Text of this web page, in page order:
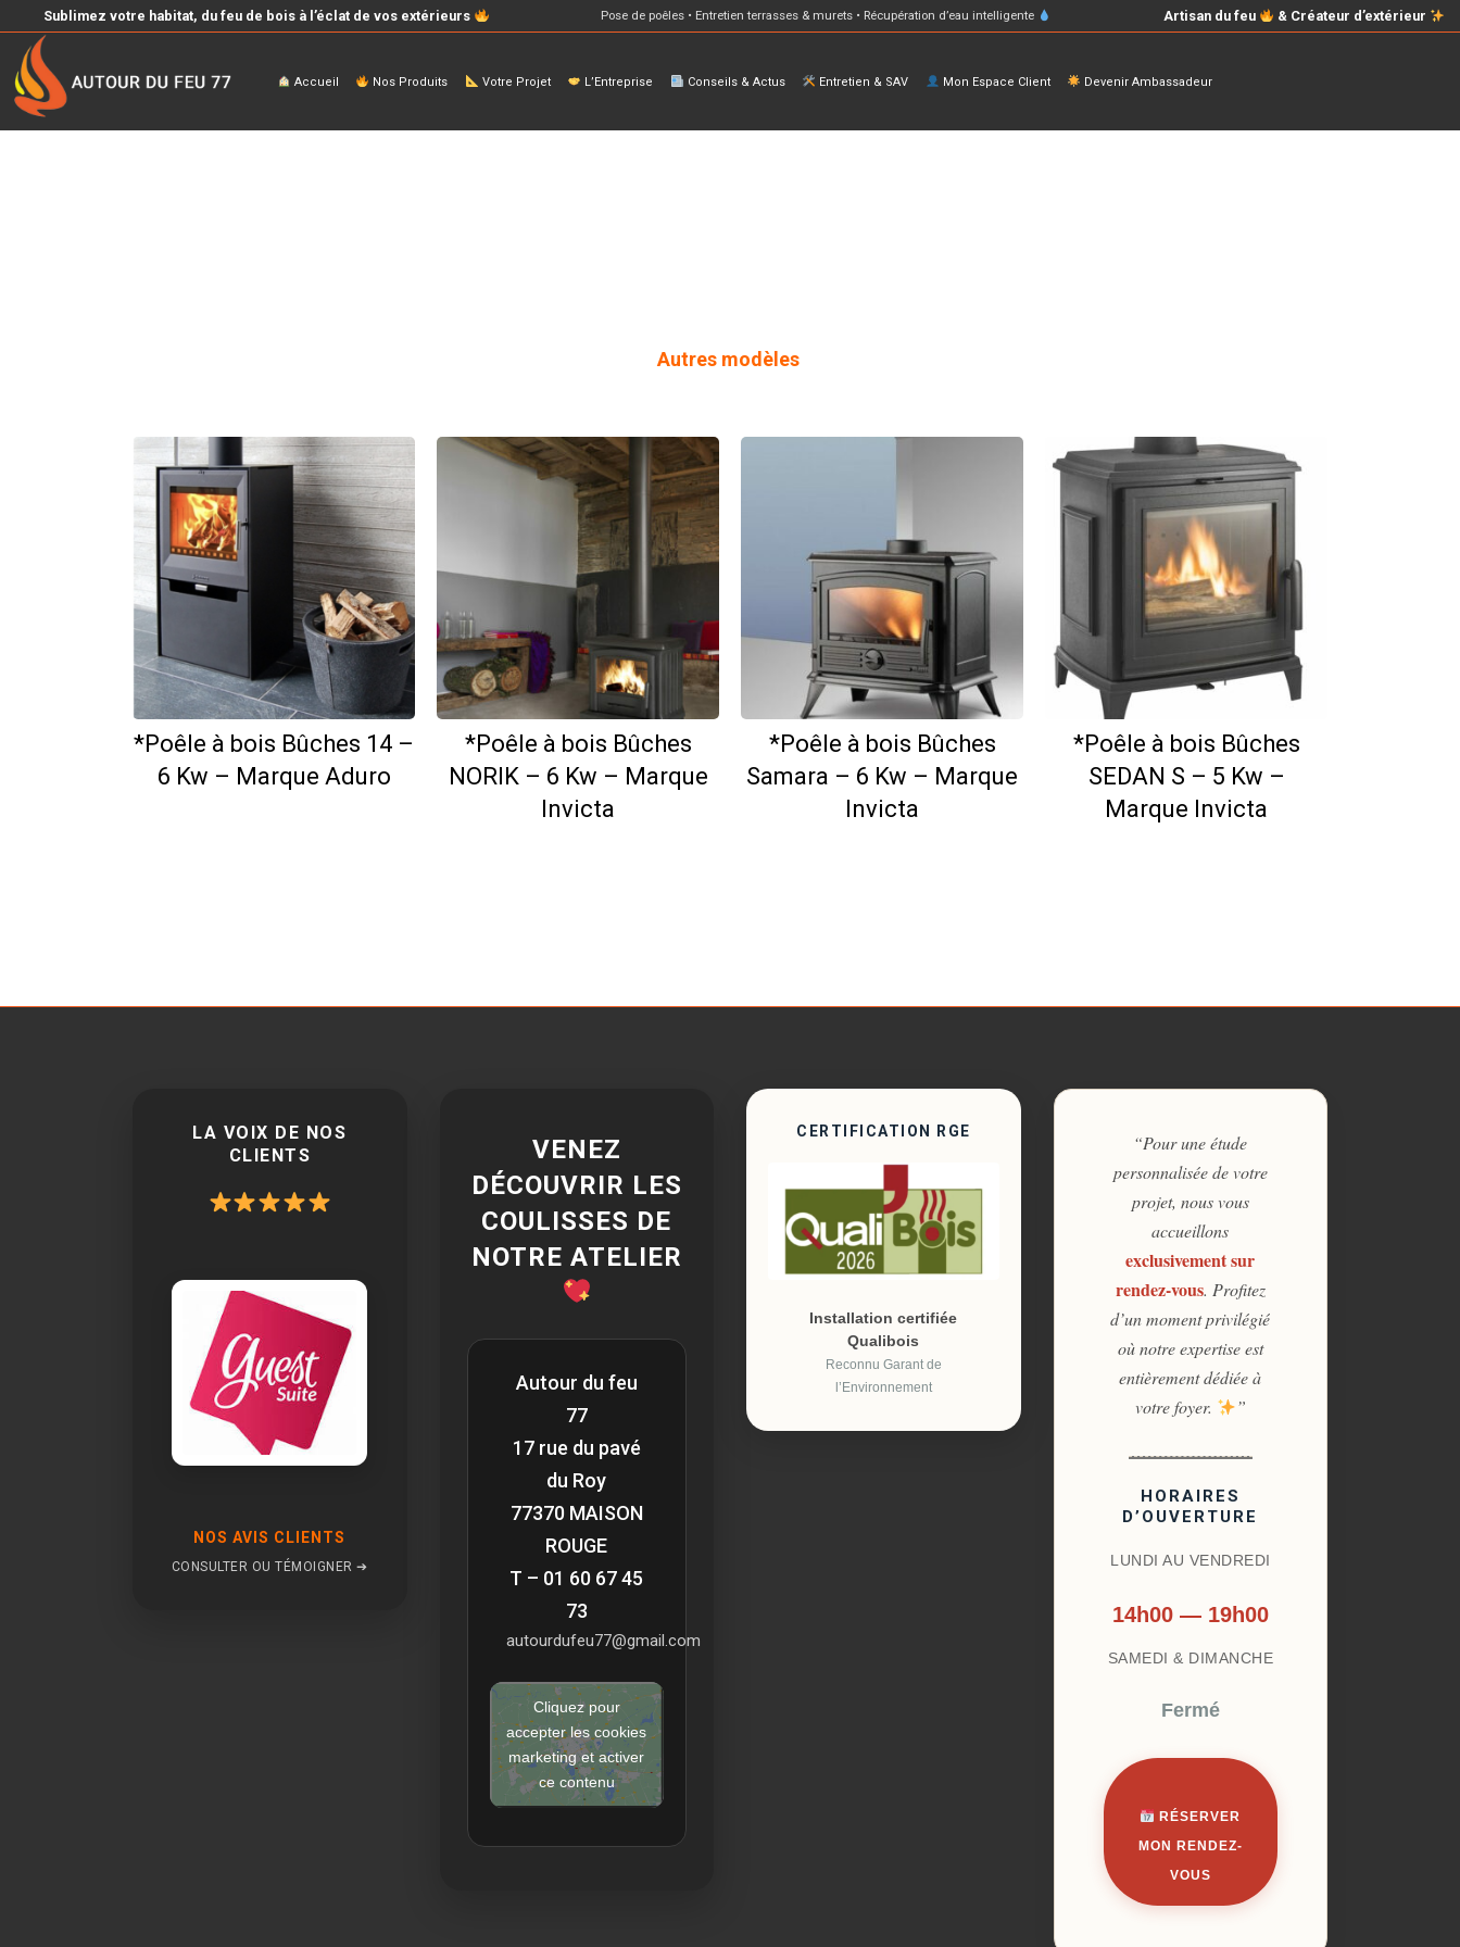
Sublimez votre habitat, du feu de bois à l’éclat de vos extérieurs Pose de poêles • Entretien terrasses & murets • Récupération d’eau intelligente Artisan du feu & Créateur d’extérieur
Accueil Nos Produits Votre Projet L’Entreprise Conseils & Actus Entretien & SAV Mon Espace Client Devenir Ambassadeur
Autres modèles
*Poêle à bois Bûches 14 –
6 Kw – Marque Aduro
*Poêle à bois Bûches
NORIK – 6 Kw – Marque
Invicta
*Poêle à bois Bûches
Samara – 6 Kw – Marque
Invicta
*Poêle à bois Bûches
SEDAN S – 5 Kw –
Marque Invicta
LA VOIX DE NOS
CLIENTS
NOS AVIS CLIENTS
CONSULTER OU TÉMOIGNER ➔
VENEZ
DÉCOUVRIR LES
COULISSES DE
NOTRE ATELIER
Autour du feu
77
17 rue du pavé
du Roy
77370 MAISON
ROUGE
T – 01 60 67 45
73
autourdufeu77@gmail.com
Cliquez pour
accepter les cookies
marketing et activer
ce contenu
CERTIFICATION RGE
Installation certifiée
Qualibois
Reconnu Garant de
l’Environnement
“Pour une étude
personnalisée de votre
projet, nous vous
accueillons
exclusivement sur
rendez-vous. Profitez
d’un moment privilégié
où notre expertise est
entièrement dédiée à
votre foyer.
”
HORAIRES
D’OUVERTURE
LUNDI AU VENDREDI
14h00 — 19h00
SAMEDI & DIMANCHE
Fermé
RÉSERVER
MON RENDEZ-
VOUS